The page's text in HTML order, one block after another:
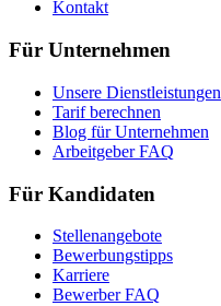
Kontakt
Für Unternehmen
Unsere Dienstleistungen
Tarif berechnen
Blog für Unternehmen
Arbeitgeber FAQ
Für Kandidaten
Stellenangebote
Bewerbungstipps
Karriere
Bewerber FAQ